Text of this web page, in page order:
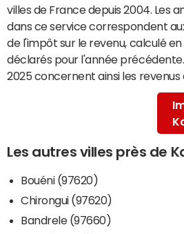
villes de France depuis 2004. Les
dans ce service correspondent
de l'impôt sur le revenu, calculé
déclarés pour l'année
2025 concernent ainsi les revenus
Les autres villes près de
Bouéni (97620)
Chirongui (97620)
Bandrele (97660)